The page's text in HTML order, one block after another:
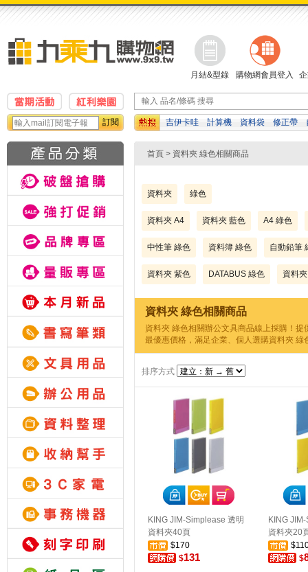
月結&型錄 購物網會員登入
訂閱 吉伊卡哇 計算機 資料袋 修正帶
首頁 > 資料夾 綠色相關商品
資料夾 綠色
資料夾 A4 資料夾 藍色 A4 綠色
中性筆 綠色 資料簿 綠色 自動鉛筆
資料夾 紫色 DATABUS 綠色 資料
資料夾 綠色相關商品
資料夾 綠色相關辦公文具商品線上採購！
最優惠價格，滿足企業、個人選購資料夾 綠
排序方式
KING JIM-Simplease 透明
資料夾40頁
$170
$131
KING
資料夾20
$